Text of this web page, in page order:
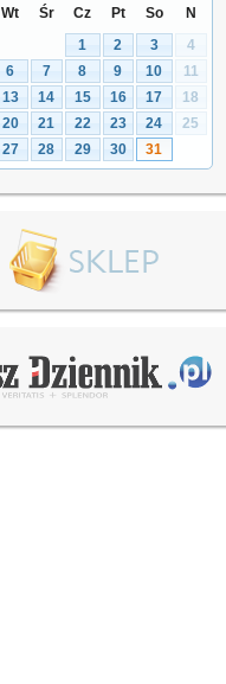
Wt Śr Cz Pt So
N
1
2 3
4
6 7 8 9 10
11
13 14 15 16 17
18
20 21 22 23 24
25
27 28 29 30 31